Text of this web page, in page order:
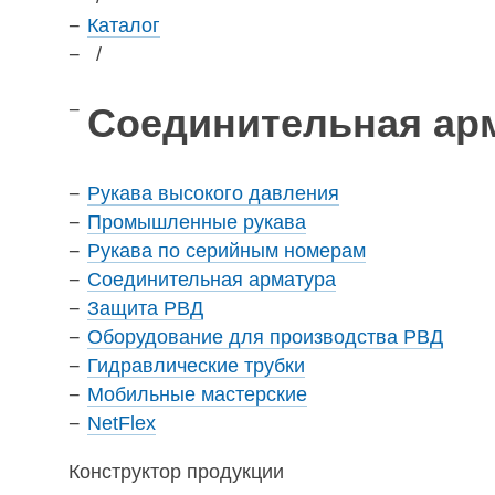
Каталог
/
Соединительная
Рукава высокого давления
Промышленные рукава
Рукава по серийным номерам
Соединительная арматура
Защита РВД
Оборудование для производства РВД
Гидравлические трубки
Мобильные мастерские
NetFlex
Конструктор продукции